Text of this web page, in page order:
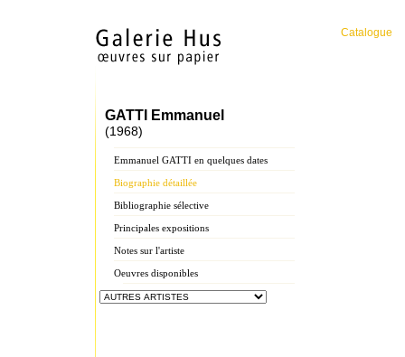
Catalogue
GATTI Emmanuel
(1968)
Emmanuel GATTI en quelques dates
Biographie détaillée
Bibliographie sélective
Principales expositions
Notes sur l'artiste
Oeuvres disponibles